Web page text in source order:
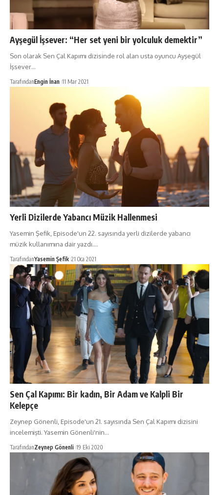
Ayşegül İşsever: “Her set yeni bir yolculuk demektir”
Son olarak Sen Çal Kapımı dizisinde rol alan usta oyuncu Ayşegül
İşsever…
TarafındanEngin İnan 11 Mar 2021
Yerli Dizilerde Yabancı Müzik Hallenmesi
Yasemin Şefik, Episode'un 22. sayısında yerli dizilerde yabancı
müzik kullanımına dair yazdı.…
TarafındanYasemin Şefik 21 Oca 2021
Sen Çal Kapımı: Bir kadın, Bir Adam ve Kalpli Bir
Kelepçe
Zeynep Gönenli, Episode'un 21. sayısında Sen Çal Kapımı dizisini
incelemişti. Yasemin Gönenli'nin…
TarafındanZeynep Gönenli 19 Eki 2020